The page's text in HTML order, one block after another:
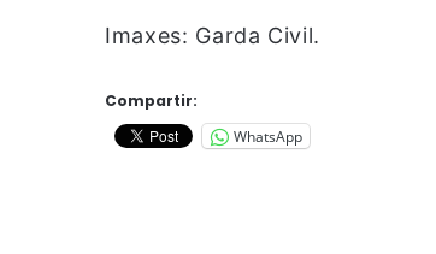
Imaxes: Garda Civil.
Compartir:
WhatsApp